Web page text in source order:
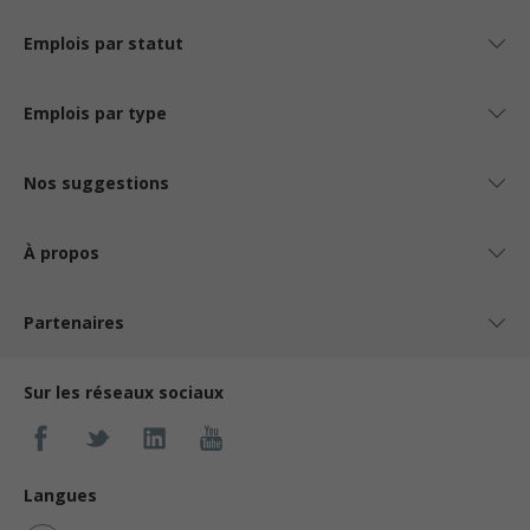
Emplois par statut
Emplois par type
Nos suggestions
À propos
Partenaires
Sur les réseaux sociaux
Langues